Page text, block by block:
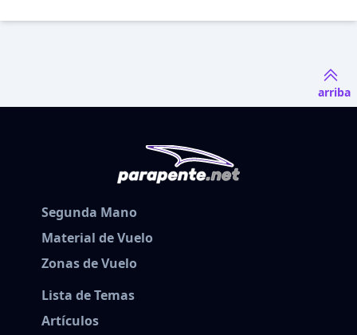
arriba
Segunda Mano
Material de Vuelo
Zonas de Vuelo
Lista de Temas
Artículos